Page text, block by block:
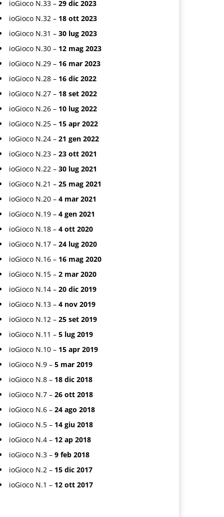
ioGioco N.33 – 29 dic 2023
ioGioco N.32 – 18 ott 2023
ioGioco N.31 – 30 lug 2023
ioGioco N.30 – 12 mag 2023
ioGioco N.29 – 16 mar 2023
ioGioco N.28 – 16 dic 2022
ioGioco N.27 – 18 set 2022
ioGioco N.26 – 10 lug 2022
ioGioco N.25 – 15 apr 2022
ioGioco N.24 – 21 gen 2022
ioGioco N.23 – 23 ott 2021
ioGioco N.22 – 30 lug 2021
ioGioco N.21 – 25 mag 2021
ioGioco N.20 – 4 mar 2021
ioGioco N.19 – 4 gen 2021
ioGioco N.18 – 4 ott 2020
ioGioco N.17 – 24 lug 2020
ioGioco N.16 – 16 mag 2020
ioGioco N.15 – 2 mar 2020
ioGioco N.14 – 20 dic 2019
ioGioco N.13 – 4 nov 2019
ioGioco N.12 – 25 set 2019
ioGioco N.11 – 5 lug 2019
ioGioco N.10 – 15 apr 2019
ioGioco N.9 – 5 mar 2019
ioGioco N.8 – 18 dic 2018
ioGioco N.7 – 26 ott 2018
ioGioco N.6 – 24 ago 2018
ioGioco N.5 – 14 giu 2018
ioGioco N.4 – 12 ap 2018
ioGioco N.3 – 9 feb 2018
ioGioco N.2 – 15 dic 2017
ioGioco N.1 – 12 ott 2017